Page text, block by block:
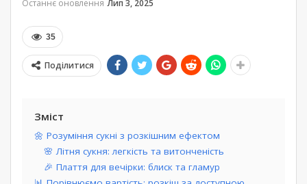
Останнє оновлення Лип 3, 2025
35
Поділитися
Зміст
🌼 Розуміння сукні з розкішним ефектом
🌸 Літня сукня: легкість та витонченість
🎉 Плаття для вечірки: блиск та гламур